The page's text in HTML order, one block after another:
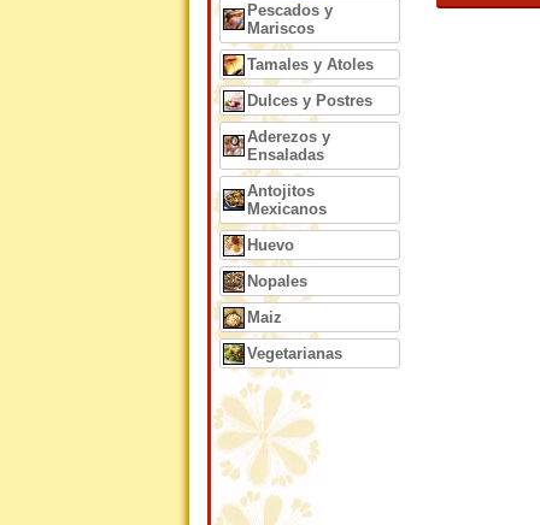
Pescados y
Mariscos
Tamales y Atoles
Dulces y Postres
Aderezos y
Ensaladas
Antojitos
Mexicanos
Huevo
Nopales
Maiz
Vegetarianas